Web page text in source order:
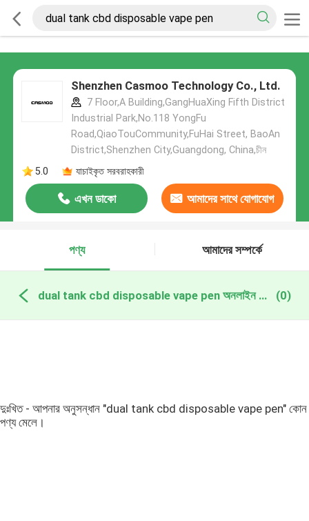
Shenzhen Casmoo Technology Co., Ltd.
7 Floor,A Building,GangHuaXing Fifth District
Industrial Park,No.118 YongFu
Road,QiaoTouCommunity,FuHai Street, BaoAn
District,Shenzhen City,Guangdong, China,চীন
5.0
যাচাইকৃত সরবরাহকারী
এখন ডাকো আমাদের সাথে যোগাযোগ
পণ্য
আমাদের সম্পর্কে
dual tank cbd disposable vape pen অনলাইন উত্পাদন (0)
দুঃখিত - আপনার অনুসন্ধান "dual tank cbd disposable vape pen" কোন
পণ্য মেলে।